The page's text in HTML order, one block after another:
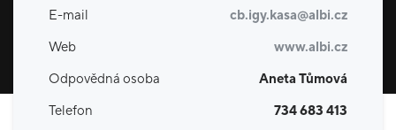
E-mail
cb.igy.kasa@albi.cz
Web
www.albi.cz
Odpovědná osoba
Aneta Tůmová
Telefon
734 683 413